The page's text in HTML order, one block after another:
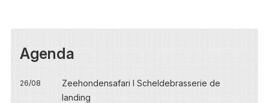
Agenda
26/08
Zeehondensafari I Scheldebrasserie de
landing